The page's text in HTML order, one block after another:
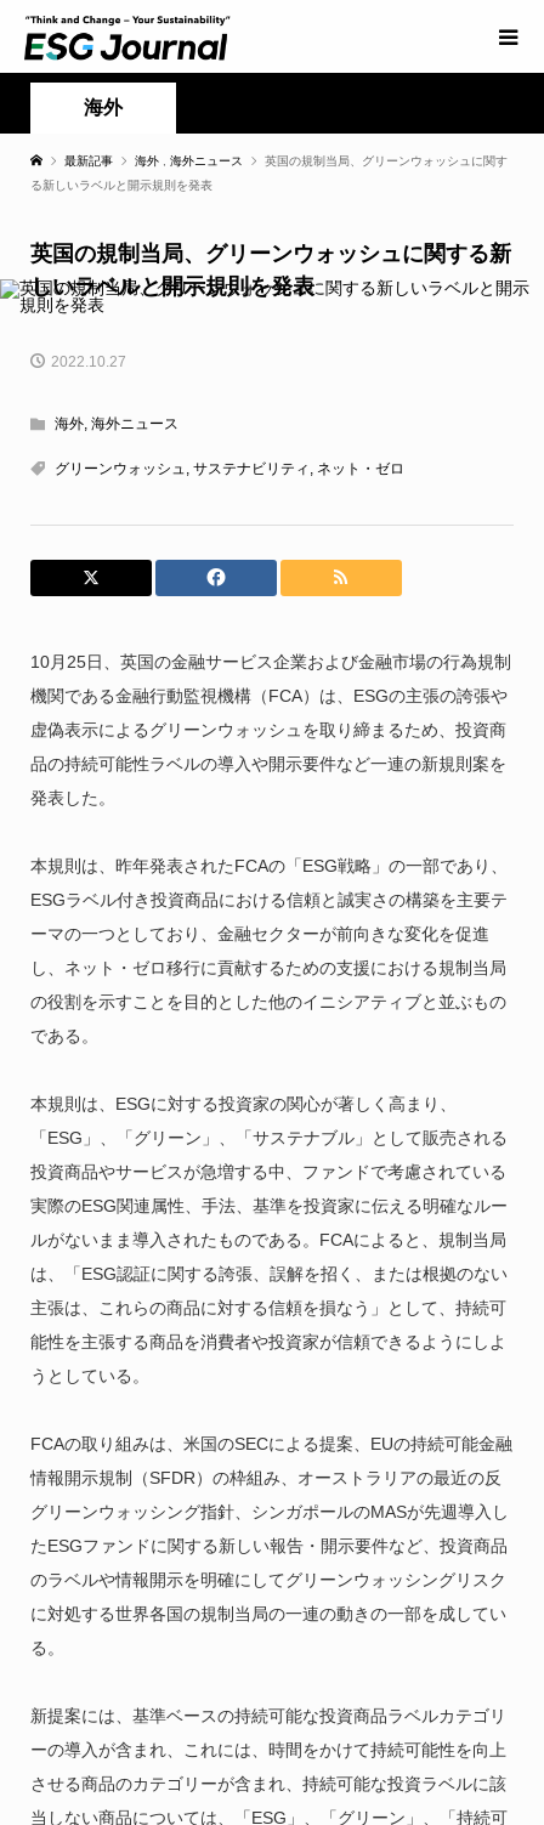
海外
最新記事 海外 海外ニュース
英国の規制当局、グリーンウォッシュに関す
る新しいラベルと開示規則を発表
英国の規制当局、グリーンウォッシュに関する新
しいラベルと開示規則を発表
2022.10.27
海外, 海外ニュース
グリーンウォッシュ, サステナビリティ , ネット・ゼロ
10月25日、英国の金融サービス企業および金融市場の行為規制
機関である金融行動監視機構（FCA）は、ESGの主張の誇張や
虚偽表示によるグリーンウォッシュを取り締まるため、投資商
品の持続可能性ラベルの導入や開示要件など一連の新規則案を
発表した。
本規則は、昨年発表されたFCAの「ESG戦略」の一部であり、
ESGラベル付き投資商品における信頼と誠実さの構築を主要テ
ーマの一つとしており、金融セクターが前向きな変化を促進
し、ネット・ゼロ移行に貢献するための支援における規制当局
の役割を示すことを目的とした他のイニシアティブと並ぶもの
である。
本規則は、ESGに対する投資家の関心が著しく高まり、
「ESG」、「グリーン」、「サステナブル」として販売される
投資商品やサービスが急増する中、ファンドで考慮されている
実際のESG関連属性、手法、基準を投資家に伝える明確なルー
ルがないまま導入されたものである。FCAによると、規制当局
は、「ESG認証に関する誇張、誤解を招く、または根拠のない
主張は、これらの商品に対する信頼を損なう」として、持続可
能性を主張する商品を消費者や投資家が信頼できるようにしよ
うとしている。
FCAの取り組みは、米国のSECによる提案、EUの持続可能金融
情報開示規制（SFDR）の枠組み、オーストラリアの最近の反
グリーンウォッシング指針、シンガポールのMASが先週導入し
たESGファンドに関する新しい報告・開示要件など、投資商品
のラベルや情報開示を明確にしてグリーンウォッシングリスク
に対処する世界各国の規制当局の一連の動きの一部を成してい
る。
新提案には、基準ベースの持続可能な投資商品ラベルカテゴリ
ーの導入が含まれ、これには、時間をかけて持続可能性を向上
させる商品のカテゴリーが含まれ、持続可能な投資ラベルに該
当しない商品については、「ESG」、「グリーン」、「持続可